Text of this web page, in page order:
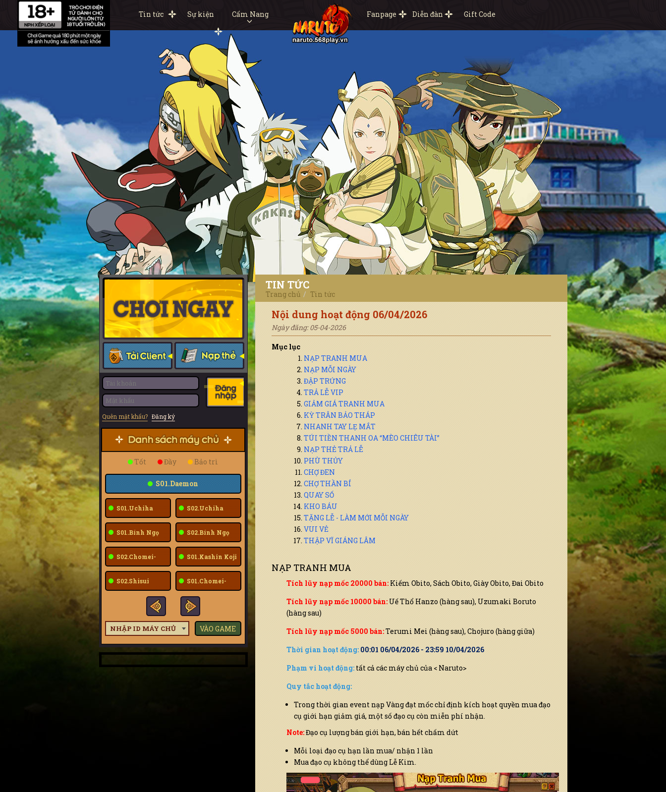
Tin tức Sự kiện Cẩm Nang Fanpage Diễn đàn Gift Code
Quên mật khẩu? Đăng ký
Tốt Đầy Bảo trì
S01.Daemon
S02.Uchiha
Sarada
S01.Uchiha
Sarada
S02.Bính Ngọ
S01.Bính Ngọ
S01.Kashin Koji
S02.Chomei-
Fuu
S01.Chomei-
Fuu
S02.Shisui
NHẬP ID MÁY CHỦ VÀO GAME
TIN TỨC
Trang chủ Tin tức
Nội dung hoạt động 06/04/2026
Ngày đăng: 05-04-2026
Mục lục
NẠP TRANH MUA
NẠP MỖI NGÀY
ĐẬP TRỨNG
TRẢ LỄ VIP
GIẢM GIÁ TRANH MUA
KỲ TRÂN BẢO THÁP
NHANH TAY LẸ MẮT
TÚI TIỀN THANH OA “MÈO CHIÊU TÀI”
NẠP THẺ TRẢ LỄ
PHÙ THỦY
CHỢ ĐEN
CHỢ THẦN BÍ
QUAY SỐ
KHO BÁU
TẶNG LỄ - LÀM MỚI MỖI NGÀY
VUI VẺ
THẬP VĨ GIÁNG LÂM
NẠP TRANH MUA
Tích lũy nạp mốc 20000 bán:Kiếm Obito, Sách Obito, Giày Obito, Đai Obito
Tích lũy nạp mốc 10000 bán: Uế Thổ Hanzo (hàng sau), Uzumaki Boruto
(hàng sau)
Tích lũy nạp mốc 5000 bán:Terumi Mei (hàng sau), Chojuro (hàng giữa)
Thời gian hoạt động: 00:01 06/04/2026 - 23:59 10/04/2026
Phạm vi hoạt động:tất cả các máy chủ của < Naruto>
Quy tắc hoạt động:
Trong thời gian event nạp Vàng đạt mốc chỉ định kích hoạt quyền mua đạo
cụ giới hạn giảm giá, một số đạo cụ còn miễn phí nhận.
Note:Đạo cụ lượng bán giới hạn, bán hết chấm dứt
Mỗi loại đạo cụ hạn lần mua/ nhận 1 lần
Mua đạo cụ không thể dùng Lễ Kim.